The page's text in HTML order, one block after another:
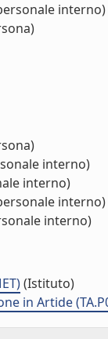
interno)
interno)
interno)
interno)
interno)
(Istituto)
in Artide